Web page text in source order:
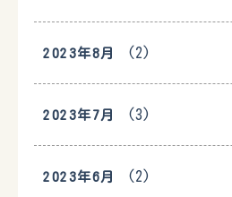
2023年8月 (2)
2023年7月 (3)
2023年6月 (2)